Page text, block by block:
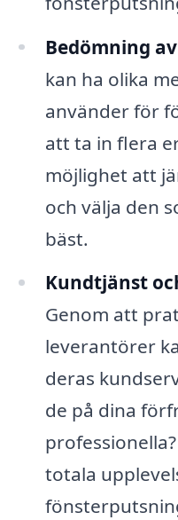
Bedömning
kan ha olika
använder för
att ta in flera
möjlighet att
och välja den
bäst.
Kundtjänst
Genom att
leverantörer
deras
de på dina
totala